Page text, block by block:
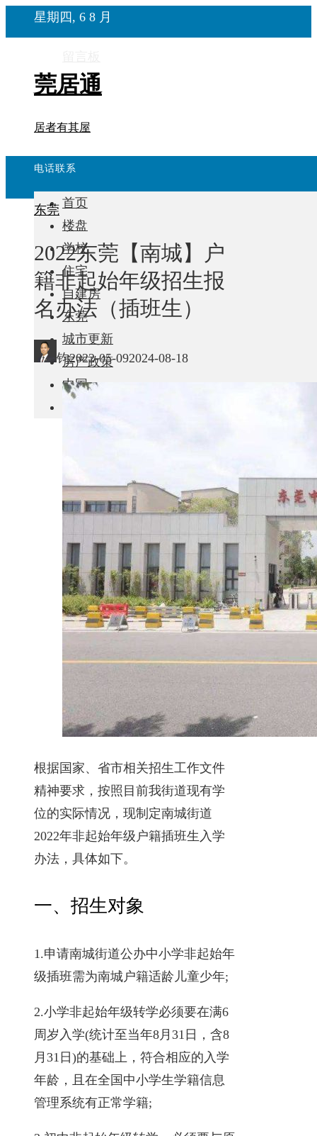
星期四, 6 8 月
莞居通
居者有其屋
电话联系
首页
楼盘
学校
住宅
自建房
东莞
城市更新
房产政策
中国
东莞
2022东莞【南城】户
籍非起始年级招生报
名办法（插班生）
钧2022-05-092024-08-18
根据国家、省市相关招生工作文件
精神要求，按照目前我街道现有学
位的实际情况，现制定南城街道
2022年非起始年级户籍插班生入学
办法，具体如下。
一、招生对象
1.申请南城街道公办中小学非起始年
级插班需为南城户籍适龄儿童少年;
2.小学非起始年级转学必须要在满6
周岁入学(统计至当年8月31日，含8
月31日)的基础上，符合相应的入学
年龄，且在全国中小学生学籍信息
管理系统有正常学籍;